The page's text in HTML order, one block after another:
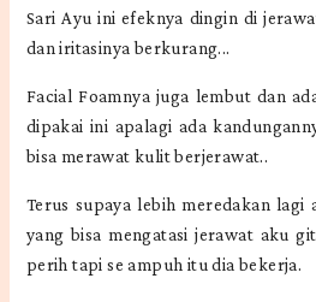
Sari Ayu ini efeknya dingin di
dan iritasinya berkurang...
Facial Foamnya juga lembut dan
dipakai ini apalagi ada
bisa merawat kulit berjerawat..
Terus supaya lebih meredakan lagi
yang bisa mengatasi jerawat aku
perih tapi se ampuh itu dia bekerja.